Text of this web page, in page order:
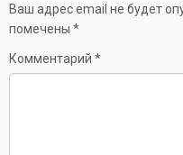
Ваш адрес email не будет
помечены *
Комментарий *